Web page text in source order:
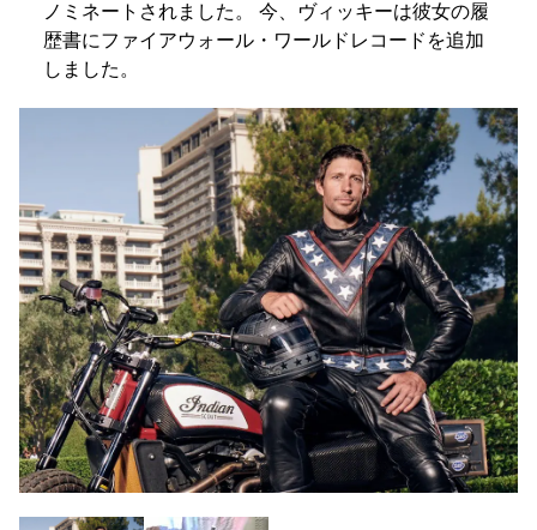
ノミネートされました。 今、ヴィッキーは彼女の履
歴書にファイアウォール・ワールドレコードを追加
しました。